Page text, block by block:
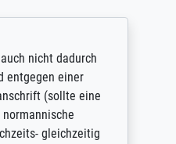
nicht dadurch
entgegen einer
(sollte eine
gleichzeitig